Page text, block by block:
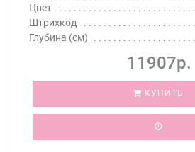
Цвет
Штрихкод
Глубина (см)
11907р.
КУПИТЬ